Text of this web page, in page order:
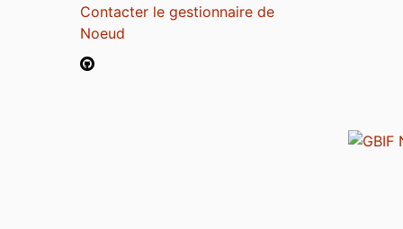
Contacter le gestionnaire de
Noeud